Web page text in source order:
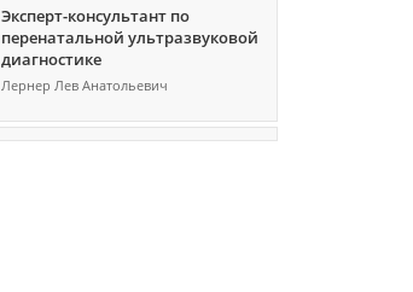
Эксперт-консультант по
перенатальной ультразвуковой
диагностике
Лернер Лев Анатольевич